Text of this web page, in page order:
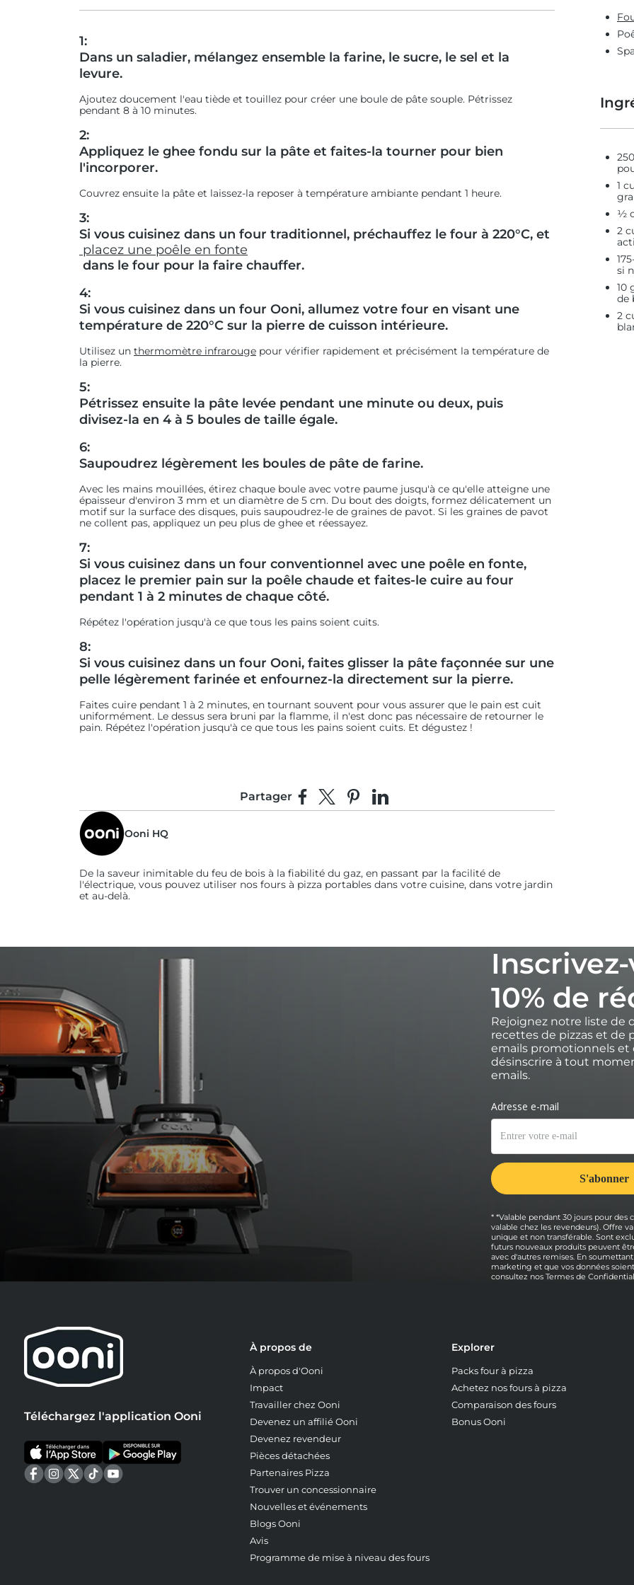
1:
Dans un saladier, mélangez ensemble la farine, le sucre, le sel et la
levure.
Ajoutez doucement l'eau tiède et touillez pour créer une boule de pâte souple. Pétrissez
pendant 8 à 10 minutes.
2:
Appliquez le ghee fondu sur la pâte et faites-la tourner pour bien
l'incorporer.
Couvrez ensuite la pâte et laissez-la reposer à température ambiante pendant 1 heure.
3:
Si vous cuisinez dans un four traditionnel, préchauffez le four à 220°C, et
placez une poêle en fonte
dans le four pour la faire chauffer.
4:
Si vous cuisinez dans un four Ooni, allumez votre four en visant une
température de 220°C sur la pierre de cuisson intérieure.
Utilisez un thermomètre infrarouge pour vérifier rapidement et précisément la température de
la pierre.
5:
Pétrissez ensuite la pâte levée pendant une minute ou deux, puis
divisez-la en 4 à 5 boules de taille égale.
6:
Saupoudrez légèrement les boules de pâte de farine.
Avec les mains mouillées, étirez chaque boule avec votre paume jusqu'à ce qu'elle atteigne une
épaisseur d'environ 3 mm et un diamètre de 5 cm. Du bout des doigts, formez délicatement un
motif sur la surface des disques, puis saupoudrez-le de graines de pavot. Si les graines de pavot
ne collent pas, appliquez un peu plus de ghee et réessayez.
7:
Si vous cuisinez dans un four conventionnel avec une poêle en fonte,
placez le premier pain sur la poêle chaude et faites-le cuire au four
pendant 1 à 2 minutes de chaque côté.
Répétez l'opération jusqu'à ce que tous les pains soient cuits.
8:
Si vous cuisinez dans un four Ooni, faites glisser la pâte façonnée sur une
pelle légèrement farinée et enfournez-la directement sur la pierre.
Faites cuire pendant 1 à 2 minutes, en tournant souvent pour vous assurer que le pain est cuit
uniformément. Le dessus sera bruni par la flamme, il n'est donc pas nécessaire de retourner le
pain. Répétez l'opération jusqu'à ce que tous les pains soient cuits. Et dégustez !
Partager Partager sur Facebook
Partager sur X
Épingler sur Pinterest
Partager sur LinkedIn
Ooni HQ
De la saveur inimitable du feu de bois à la fiabilité du gaz, en passant par la facilité de
l'électrique, vous pouvez utiliser nos fours à pizza portables dans votre cuisine, dans votre jardin
et au-delà.
1
½
2
si
10
de
2
10% de
Rejoignez notre liste de
recettes de pizzas et de
emails promotionnels et
désinscrire à tout
emails.
* *Valable pendant 30 jours pour
valable chez les revendeurs). Offre
unique et non transférable. Sont
futurs nouveaux produits peuvent
avec d'autres remises. En
marketing et que vos données
consultez nos Termes de
Téléchargez l'application Ooni
À propos de
À propos d'Ooni
Impact
Travailler chez Ooni
Devenez un affilié Ooni
Devenez revendeur
Pièces détachées
Partenaires Pizza
Trouver un concessionnaire
Nouvelles et événements
Blogs Ooni
Avis
Programme de mise à niveau des fours
Explorer
Packs four à pizza
Achetez nos fours à pizza
Comparaison des fours
Bonus Ooni